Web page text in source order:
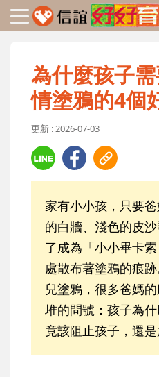
為什麼孩子
情塗鴉的4個
更新 : 2026-07-03
家有小小孩，只要
的白牆、淺色的皮
了成為「小小畢卡
處散布著塗鴉的痕
兒塗鴉，很多爸媽
堆的問號：孩子為
竟該阻止孩子，還